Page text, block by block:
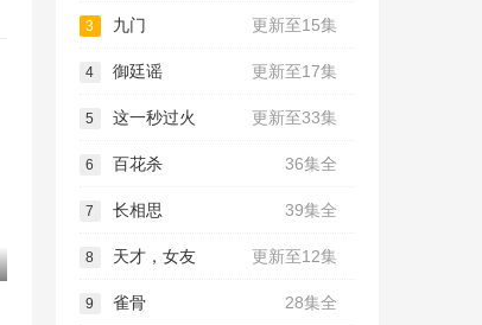
更新至15集
3 九门
更新至17集
4 御廷谣
更新至33集
5 这一秒过火
36集全
6 百花杀
39集全
7 长相思
更新至12集
8 天才，女友
28集全
9 雀骨